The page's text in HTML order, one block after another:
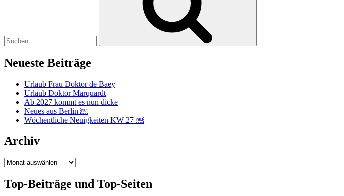
Neueste Beiträge
Urlaub Frau Doktor de Baey
Urlaub Doktor Marquardt
Ab 2027 kommt es nun dicke
Neues aus Berlin ￼
Wöchentliche Neuigkeiten KW 27 ￼
Archiv
Archiv
Top-Beiträge und Top-Seiten